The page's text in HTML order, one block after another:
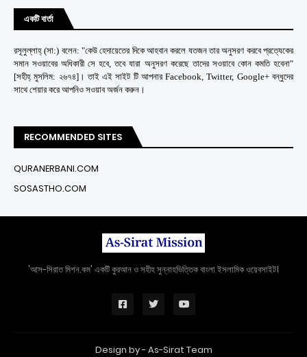
একটি বার্তা
রসূলুল্লাহ্ (সা:) বলেন: "কেউ হেদায়েতের দিকে আহবান করলে যতজন তার অনুসরণ করবে প্রত্যেকের
সমান সওয়াবের অধিকারী সে হবে, তবে যারা অনুসরণ করেছে তাদের সওয়াবে কোন কমতি হবেনা"
[সহীহ্ মুসলিম: ২৬৭৪]। তাই এই সাইট টি আপনার Facebook, Twitter, Google+ বন্ধুদের
সাথে শেয়ার করে আপনিও সওয়াব অর্জন করুন।
RECOMMENDED SITES
QURANERBANI.COM
SOSASTHO.COM
'আস-সিরাত মিশন.কম' একটি কুরআন ও সহীহ সুন্নাহভিত্তিক বাংলা ইসলামিক ওয়েবসাইট।
Design by - As-Sirat Team